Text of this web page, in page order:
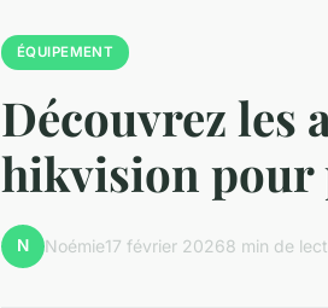
ÉQUIPEMENT
Découvrez les
hikvision pour
N Noémie17 février 20268 min de